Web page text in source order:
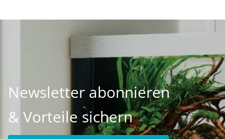
Newsletter abonnieren
& Vorteile sichern